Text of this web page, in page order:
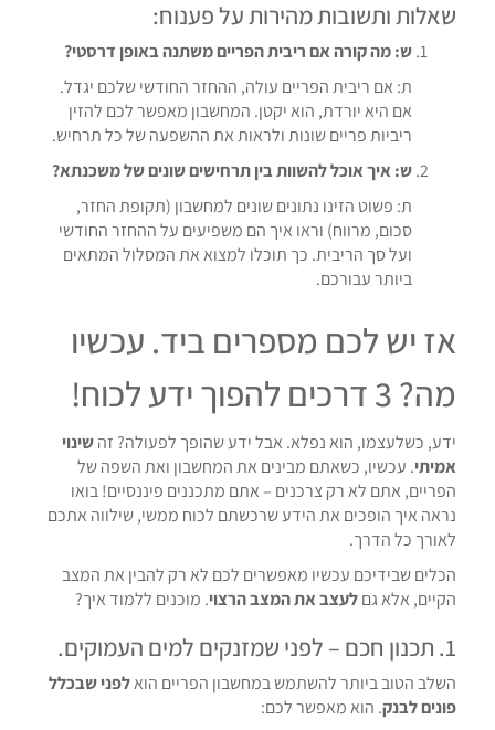
שאלות ותשובות מהירות על פענוח:
ש: מה קורה אם ריבית הפריים משתנה באופן דרסטי?
ת: אם ריבית הפריים עולה, ההחזר החודשי שלכם יגדל.
אם היא יורדת, הוא יקטן. המחשבון מאפשר לכם להזין
ריביות פריים שונות ולראות את ההשפעה של כל תרחיש.
ש: איך אוכל להשוות בין תרחישים שונים של משכנתא?
ת: פשוט הזינו נתונים שונים למחשבון (תקופת החזר,
סכום, מרווח) וראו איך הם משפיעים על ההחזר החודשי
ועל סך הריבית. כך תוכלו למצוא את המסלול המתאים
ביותר עבורכם.
אז יש לכם מספרים ביד. עכשיו
מה? 3 דרכים להפוך ידע לכוח!
ידע, כשלעצמו, הוא נפלא. אבל ידע שהופך לפעולה? זהשינוי
אמיתי. עכשיו, כשאתם מבינים את המחשבון ואת השפה של
הפריים, אתם לא רק צרכנים – אתם מתכננים פיננסיים! בואו
נראה איך הופכים את הידע שרכשתם לכוח ממשי, שילווה אתכם
לאורך כל הדרך.
הכלים שבידיכם עכשיו מאפשרים לכם לא רק להבין את המצב
הקיים, אלא גםלעצב את המצב הרצוי. מוכנים ללמוד איך?
1. תכנון חכם – לפני שמזנקים למים העמוקים.
השלב הטוב ביותר להשתמש במחשבון הפריים הואלפני שבכלל
פונים לבנק. הוא מאפשר לכם: